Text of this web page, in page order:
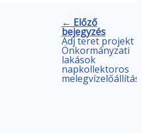
← Előző
bejegyzés
Adj teret projekt
Önkormányzati
lakások
napkollektoros
melegvízelőállítás